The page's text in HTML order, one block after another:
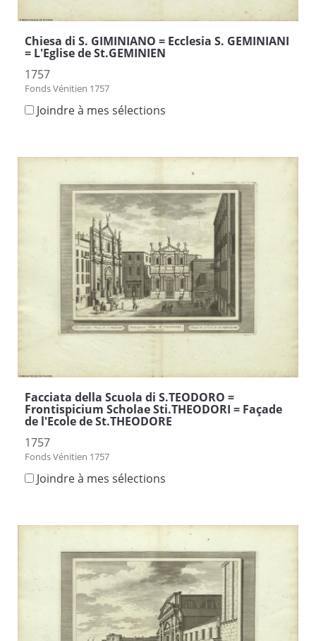
Chiesa di S. GIMINIANO = Ecclesia S. GEMINIANI
= L'Eglise de St.GEMINIEN
1757
Fonds Vénitien 1757
Joindre à mes sélections
Facciata della Scuola di S.TEODORO =
Frontispicium Scholae Sti.THEODORI = Façade
de l'Ecole de St.THEODORE
1757
Fonds Vénitien 1757
Joindre à mes sélections